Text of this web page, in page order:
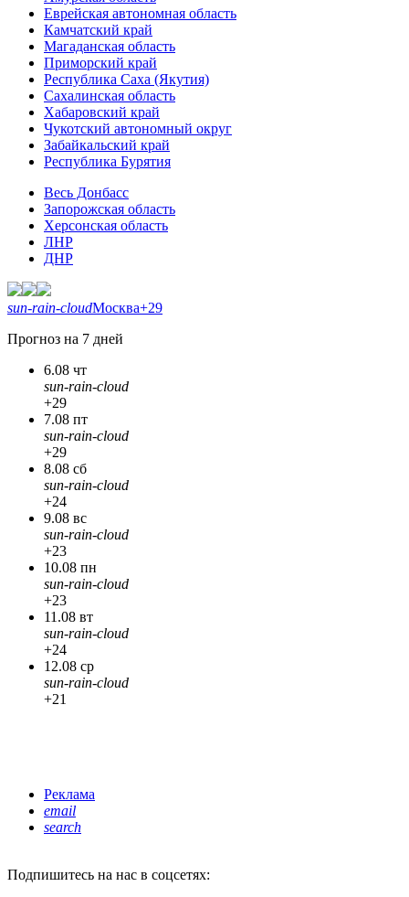
Еврейская автономная область
Камчатский край
Магаданская область
Приморский край
Республика Саха (Якутия)
Сахалинская область
Хабаровский край
Чукотский автономный округ
Забайкальский край
Республика Бурятия
Весь Донбасс
Запорожская область
Херсонская область
ЛНР
ДНР
sun-rain-cloudМосква+29
Прогноз на 7 дней
6.08 чт
sun-rain-cloud
+29
7.08 пт
sun-rain-cloud
+29
8.08 сб
sun-rain-cloud
+24
9.08 вс
sun-rain-cloud
+23
10.08 пн
sun-rain-cloud
+23
11.08 вт
sun-rain-cloud
+24
12.08 ср
sun-rain-cloud
+21
Реклама
email
search
Подпишитесь на нас в соцсетях: